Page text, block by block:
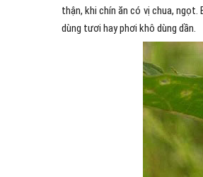
thận, khi chín ăn có vị chua,
dùng tươi hay phơi khô dùng dần.